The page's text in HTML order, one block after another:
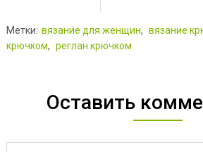
Метки: вязание для женщин, вязание
крючком, реглан крючком
Оставить